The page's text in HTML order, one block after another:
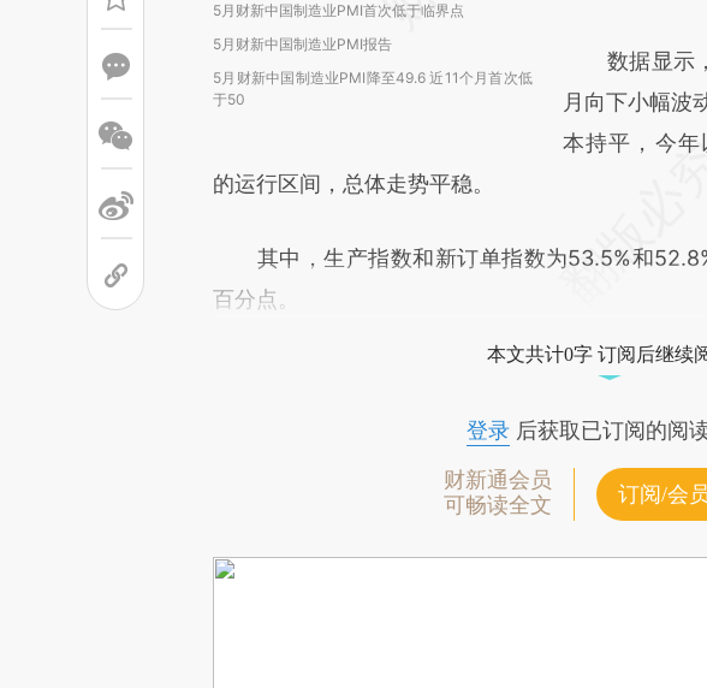
5月财新中国制造业PMI首次低于临界点
5月财新中国制造业PMI报告
5月财新中国制造业PMI降至49.6 近11个月首次低
于50
数据显示，
月向下小幅波
本持平，今
的运行区间，总体走势平稳。
其中，生产指数和新订单指数为53.5%和
百分点。
本文共计0字 订阅后继续
登录后获取已订阅的阅
财新通会员
可畅读全文
订阅/会